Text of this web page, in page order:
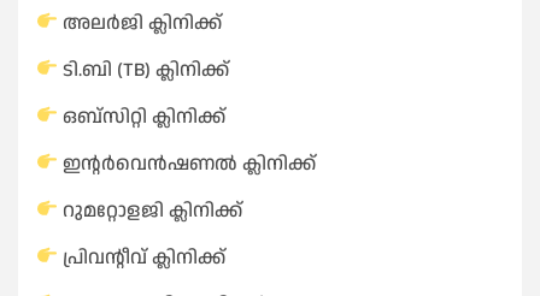
അലർജി ക്ലിനിക്ക്
ടി.ബി (TB) ക്ലിനിക്ക്
ഒബ്സിറ്റി ക്ലിനിക്ക്
ഇൻ്റർവെൻഷണൽ ക്ലിനിക്ക്
റുമറ്റോളജി ക്ലിനിക്ക്
പ്രിവൻ്റീവ് ക്ലിനിക്ക്